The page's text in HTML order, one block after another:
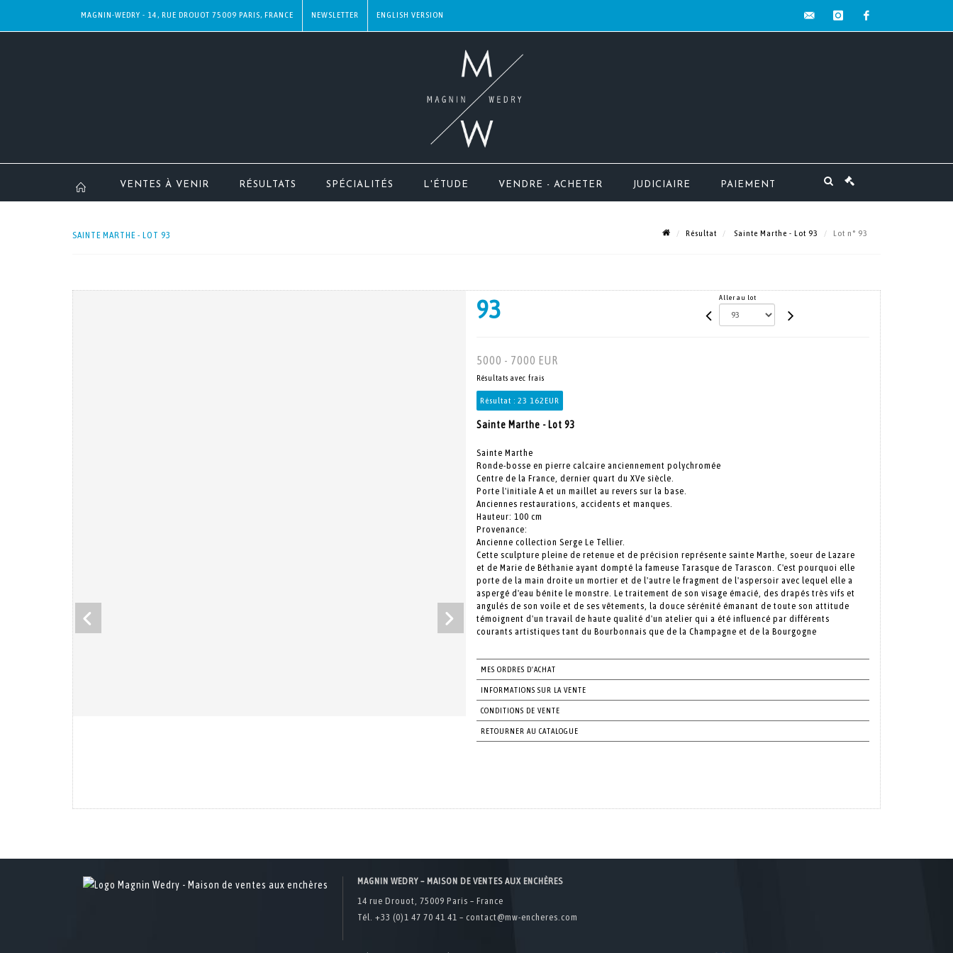
MAGNIN-WEDRY - 14, RUE DROUOT 75009 PARIS, FRANCE NEWSLETTER
VENTES À VENIR RÉSULTATS SPÉCIALITÉS L'ÉTUDE VENDRE - ACHETER JUDICIAIRE PAIEMENT
SAINTE MARTHE - LOT 93 Résultat Sainte Marthe - Lot 93 Lot n° 93
93 Aller au lot
5000 - 7000 EUR
Résultats avec frais
Résultat : 23 162EUR
Sainte Marthe - Lot 93
Sainte Marthe
Ronde-bosse en pierre calcaire anciennement polychromée
Centre de la France, dernier quart du XVe siècle.
Porte l'initiale A et un maillet au revers sur la base.
Anciennes restaurations, accidents et manques.
Hauteur: 100 cm
Provenance:
Ancienne collection Serge Le Tellier.
Cette sculpture pleine de retenue et de précision représente sainte Marthe, soeur de Lazare
et de Marie de Béthanie ayant dompté la fameuse Tarasque de Tarascon. C'est pourquoi elle
porte de la main droite un mortier et de l'autre le fragment de l'aspersoir avec lequel elle a
aspergé d'eau bénite le monstre. Le traitement de son visage émacié, des drapés très vifs et
angulés de son voile et de ses vêtements, la douce sérénité émanant de toute son attitude
témoignent d'un travail de haute qualité d'un atelier qui a été influencé par différents
courants artistiques tant du Bourbonnais que de la Champagne et de la Bourgogne
MES ORDRES D'ACHAT
INFORMATIONS SUR LA VENTE
CONDITIONS DE VENTE
RETOURNER AU CATALOGUE
MAGNIN WEDRY – MAISON DE VENTES AUX ENCHÈRES
14 rue Drouot, 75009 Paris – France
Tél. +33 (0)1 47 70 41 41 – contact@mw-encheres.com